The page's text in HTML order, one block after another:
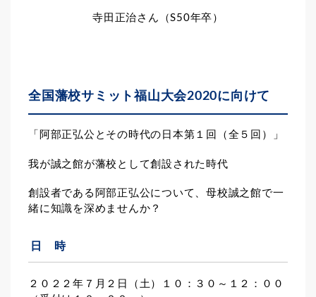
寺田正治さん（S50年卒）
全国藩校サミット福山大会2020に向けて
「阿部正弘公とその時代の日本第１回（全５回）」
我が誠之館が藩校として創設された時代
創設者である阿部正弘公について、母校誠之館で一
緒に知識を深めませんか？
日 時
２０２２年７月２日（土）１０：３０～１２：００